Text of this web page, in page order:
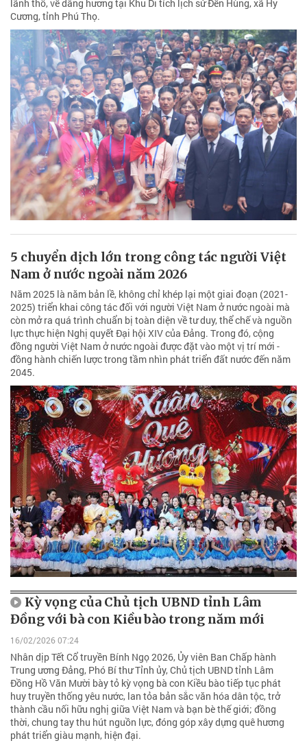
lãnh thổ, về dâng hương tại Khu Di tích lịch sử Đền Hùng, xã Hy
Cương, tỉnh Phú Thọ.
5 chuyển dịch lớn trong công tác người Việt
Nam ở nước ngoài năm 2026
Năm 2025 là năm bản lề, không chỉ khép lại một giai đoạn (2021-
2025) triển khai công tác đối với người Việt Nam ở nước ngoài mà
còn mở ra quá trình chuẩn bị toàn diện về tư duy, thể chế và nguồn
lực thực hiện Nghị quyết Đại hội XIV của Đảng. Trong đó, cộng
đồng người Việt Nam ở nước ngoài được đặt vào một vị trí mới -
đồng hành chiến lược trong tầm nhìn phát triển đất nước đến năm
2045.
Kỳ vọng của Chủ tịch UBND tỉnh Lâm
Đồng với bà con Kiều bào trong năm mới
16/02/2026 07:24
Nhân dịp Tết Cổ truyền Bính Ngọ 2026, Ủy viên Ban Chấp hành
Trung ương Đảng, Phó Bí thư Tỉnh ủy, Chủ tịch UBND tỉnh Lâm
Đồng Hồ Văn Mười bày tỏ kỳ vọng bà con Kiều bào tiếp tục phát
huy truyền thống yêu nước, lan tỏa bản sắc văn hóa dân tộc, trở
thành cầu nối hữu nghị giữa Việt Nam và bạn bè thế giới; đồng
thời, chung tay thu hút nguồn lực, đóng góp xây dựng quê hương
phát triển giàu mạnh, hiện đại.